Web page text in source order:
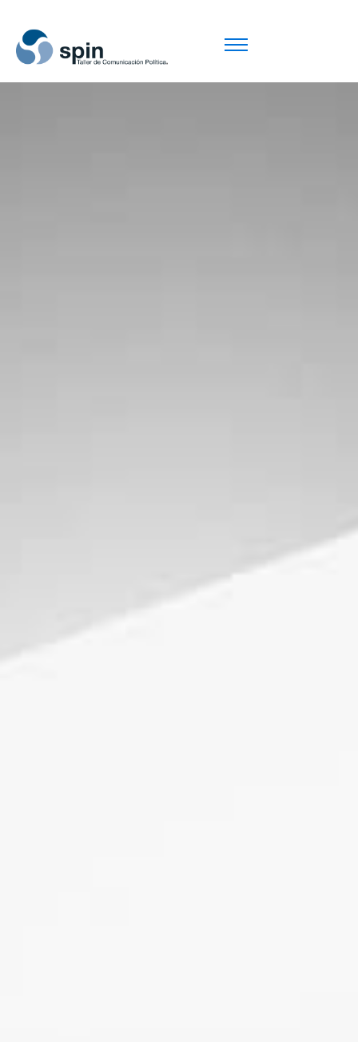
SOBRE NOSOTROS